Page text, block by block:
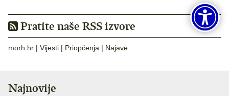
Pratite naše RSS izvore
morh.hr | Vijesti | Priopćenja | Najave
Najnovije